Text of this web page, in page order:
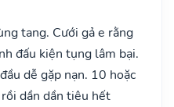
tang. Cưới gả e rằng
đấu kiện tụng lâm bại.
dễ gặp nạn. 10 hoặc
dần dần tiêu hết